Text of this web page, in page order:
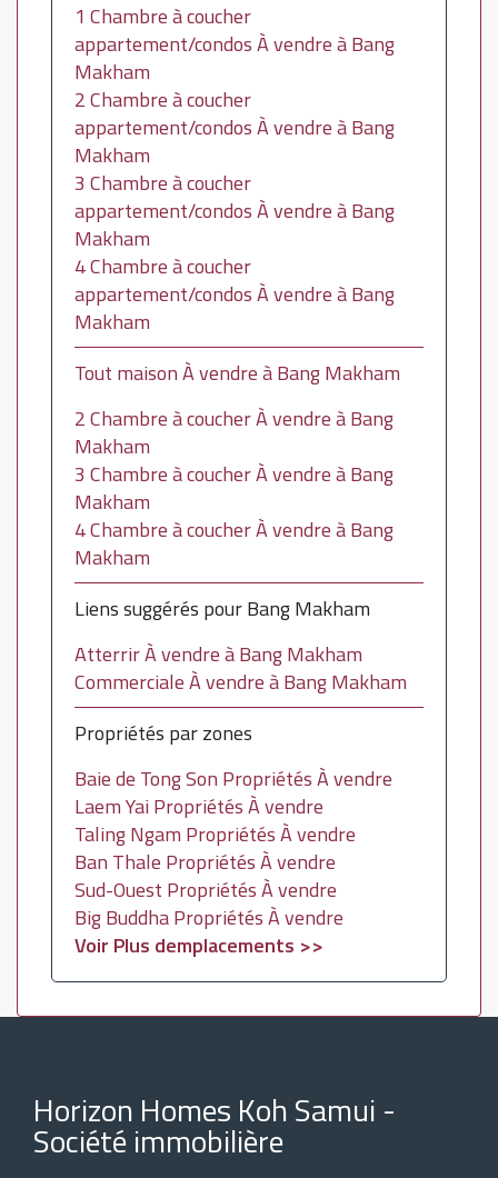
1 Chambre à coucher
appartement/condos À vendre à Bang
Makham
2 Chambre à coucher
appartement/condos À vendre à Bang
Makham
3 Chambre à coucher
appartement/condos À vendre à Bang
Makham
4 Chambre à coucher
appartement/condos À vendre à Bang
Makham
Tout maison À vendre à Bang Makham
2 Chambre à coucher À vendre à Bang
Makham
3 Chambre à coucher À vendre à Bang
Makham
4 Chambre à coucher À vendre à Bang
Makham
Liens suggérés pour Bang Makham
Atterrir À vendre à Bang Makham
Commerciale À vendre à Bang Makham
Propriétés par zones
Baie de Tong Son Propriétés À vendre
Laem Yai Propriétés À vendre
Taling Ngam Propriétés À vendre
Ban Thale Propriétés À vendre
Sud-Ouest Propriétés À vendre
Big Buddha Propriétés À vendre
Voir Plus demplacements >>
Horizon Homes Koh Samui -
Société immobilière